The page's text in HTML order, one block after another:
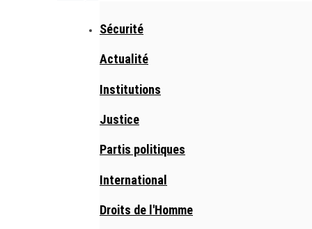
Sécurité
Actualité
Institutions
Justice
Partis politiques
International
Droits de l'Homme